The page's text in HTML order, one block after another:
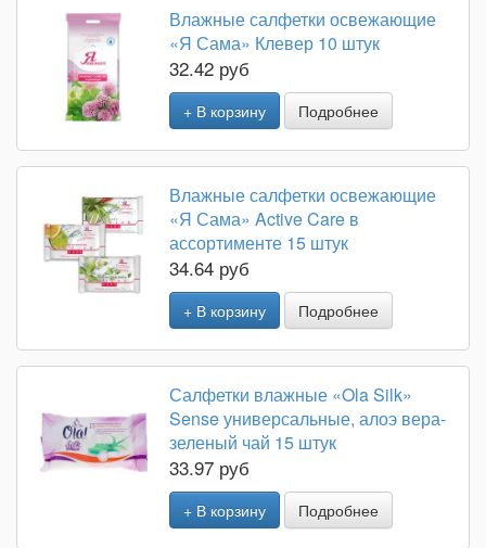
Влажные салфетки освежающие
«Я Сама» Клевер 10 штук
32.42 руб
+ В корзину Подробнее
Влажные салфетки освежающие
«Я Сама» Active Care в
ассортименте 15 штук
34.64 руб
+ В корзину Подробнее
Салфетки влажные «Ola Silk»
Sense универсальные, алоэ вера-
зеленый чай 15 штук
33.97 руб
+ В корзину Подробнее